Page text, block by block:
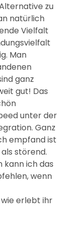
zu
natürlich
Vielfalt
Man
ganz
gut! Das
unter der
Ganz
empfand ist
störend.
kann ich das
wenn
wie erlebt ihr